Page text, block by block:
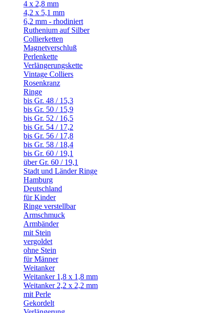
4 x 2,8 mm
4,2 x 5,1 mm
6,2 mm - rhodiniert
Ruthenium auf Silber
Collierketten
Magnetverschluß
Perlenkette
Verlängerungskette
Vintage Colliers
Rosenkranz
Ringe
bis Gr. 48 / 15,3
bis Gr. 50 / 15,9
bis Gr. 52 / 16,5
bis Gr. 54 / 17,2
bis Gr. 56 / 17,8
bis Gr. 58 / 18,4
bis Gr. 60 / 19,1
über Gr. 60 / 19,1
Stadt und Länder Ringe
Hamburg
Deutschland
für Kinder
Ringe verstellbar
Armschmuck
Armbänder
mit Stein
vergoldet
ohne Stein
für Männer
Weitanker
Weitanker 1,8 x 1,8 mm
Weitanker 2,2 x 2,2 mm
mit Perle
Gekordelt